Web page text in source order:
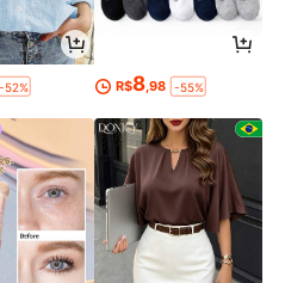
-52% R$8,98 -55%